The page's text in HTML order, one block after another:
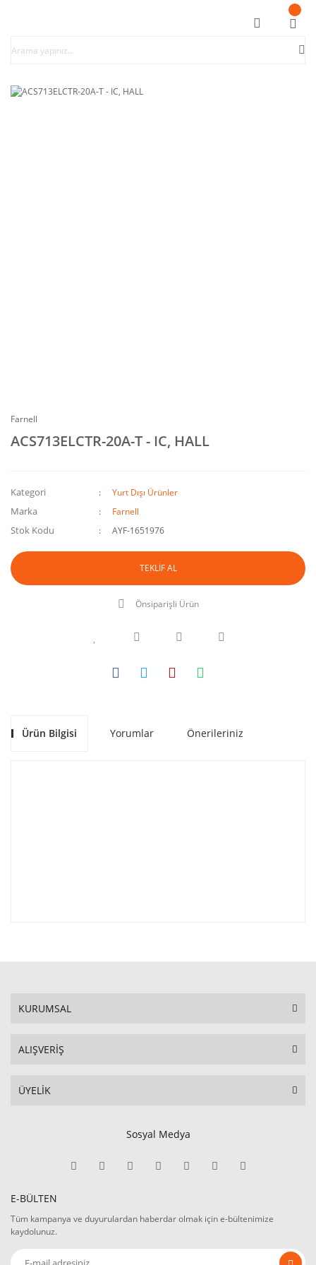
Farnell
ACS713ELCTR-20A-T - IC, HALL
Kategori Yurt Dışı Ürünler
Marka Farnell
Stok Kodu AYF-1651976
TEKLİF AL
Önsiparişli Ürün
Ürün Bilgisi Yorumlar Önerileriniz
KURUMSAL
ALIŞVERİŞ
ÜYELİK
Sosyal Medya
E-BÜLTEN
Tüm kampanya ve duyurulardan haberdar olmak için e-bültenimize
kaydolunuz.